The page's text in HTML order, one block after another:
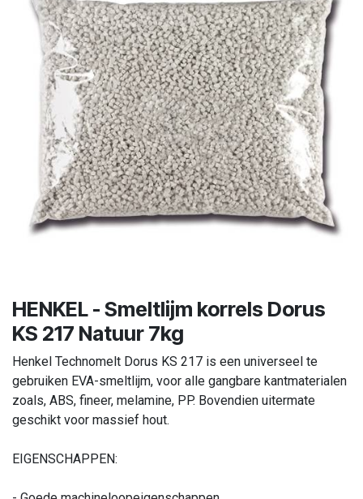
HENKEL - Smeltlijm korrels Dorus
KS 217 Natuur 7kg
Henkel Technomelt Dorus KS 217 is een universeel te
gebruiken EVA-smeltlijm, voor alle gangbare kantmaterialen
zoals, ABS, fineer, melamine, PP. Bovendien uitermate
geschikt voor massief hout.
EIGENSCHAPPEN: